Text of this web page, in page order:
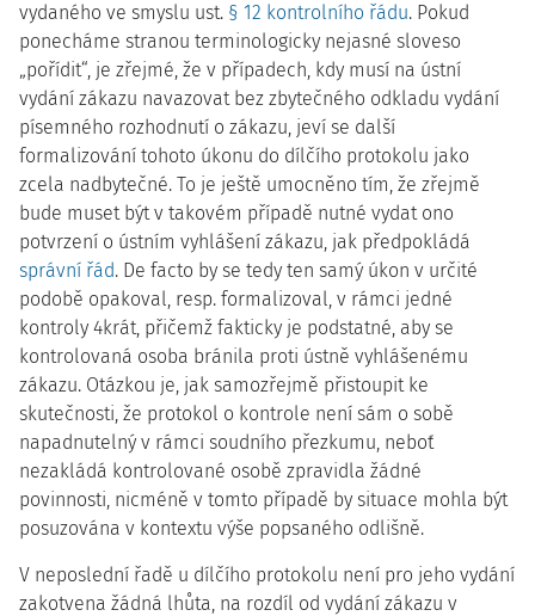
vydaného ve smyslu ust. § 12 kontrolního řádu. Pokud
ponecháme stranou terminologicky nejasné sloveso
„pořídit“, je zřejmé, že v případech, kdy musí na ústní
vydání zákazu navazovat bez zbytečného odkladu vydání
písemného rozhodnutí o zákazu, jeví se další
formalizování tohoto úkonu do dílčího protokolu jako
zcela nadbytečné. To je ještě umocněno tím, že zřejmě
bude muset být v takovém případě nutné vydat ono
potvrzení o ústním vyhlášení zákazu, jak předpokládá
správní řád. De facto by se tedy ten samý úkon v určité
podobě opakoval, resp. formalizoval, v rámci jedné
kontroly 4krát, přičemž fakticky je podstatné, aby se
kontrolovaná osoba bránila proti ústně vyhlášenému
zákazu. Otázkou je, jak samozřejmě přistoupit ke
skutečnosti, že protokol o kontrole není sám o sobě
napadnutelný v rámci soudního přezkumu, neboť
nezakládá kontrolované osobě zpravidla žádné
povinnosti, nicméně v tomto případě by situace mohla být
posuzována v kontextu výše popsaného odlišně.
V neposlední řadě u dílčího protokolu není pro jeho vydání
zakotvena žádná lhůta, na rozdíl od vydání zákazu v